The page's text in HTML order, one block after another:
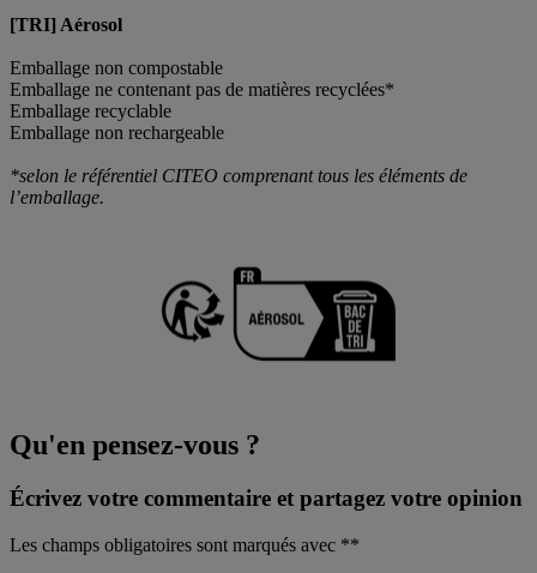
[TRI] Aérosol
Emballage non compostable
Emballage ne contenant pas de matières recyclées*
Emballage recyclable
Emballage non rechargeable
*selon le référentiel CITEO comprenant tous les éléments de
l’emballage.
Qu'en pensez-vous ?
Écrivez votre commentaire et partagez votre opinion
Les champs obligatoires sont marqués avec **